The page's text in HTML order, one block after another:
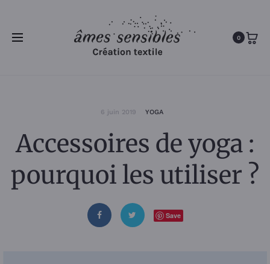
0
6 juin 2019 YOGA
Accessoires de yoga :
pourquoi les utiliser ?
Save